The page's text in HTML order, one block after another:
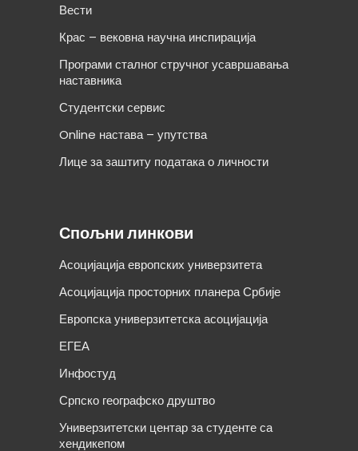
Вести
Крас – вековна научна инспирација
Програми сталног стручног усавршавања
наставника
Студентски сервис
Online настава – упутства
Лице за заштиту података о личности
Спољни линкови
Асоцијација европских универзитета
Асоцијација просторних планера Србије
Европска универзитетска асоцијација
ЕГЕА
Инфостуд
Српско географско друштво
Универзитетски центар за студенте са
хендикепом